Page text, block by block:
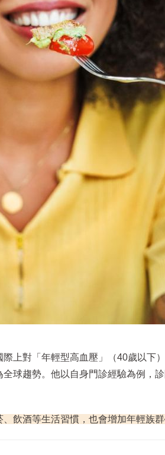
上對「年輕型高血壓」（40歲以下
球趨勢。他以自身門診經驗為例，
飲酒等生活習慣，也會增加年輕族群